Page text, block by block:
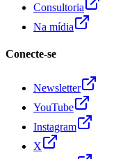
Consultoria
Na mídia
Conecte-se
Newsletter
YouTube
Instagram
X